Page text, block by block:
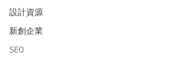
設計資源
新創企業
SEO